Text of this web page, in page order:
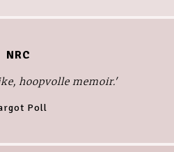
NRC
hoopvolle memoir.'
Poll